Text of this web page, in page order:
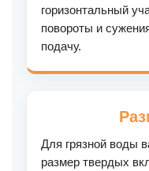
горизонтальный
повороты и
подачу.
Для грязной воды
размер твердых